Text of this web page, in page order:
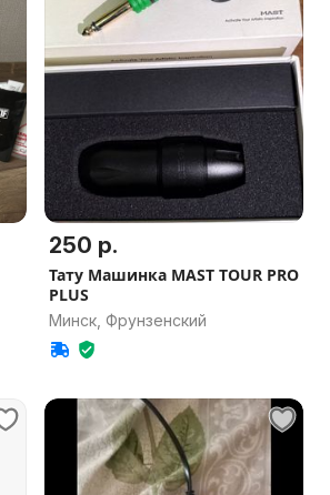
250 р.
Тату Машинка MAST TOUR PRO
PLUS
Минск, Фрунзенский